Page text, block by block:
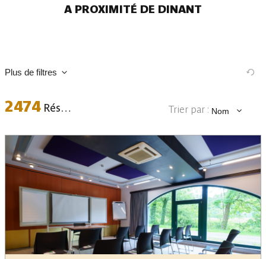
A PROXIMITÉ DE DINANT
Plus de filtres
2474Résultats Trier par : Nom
Dates